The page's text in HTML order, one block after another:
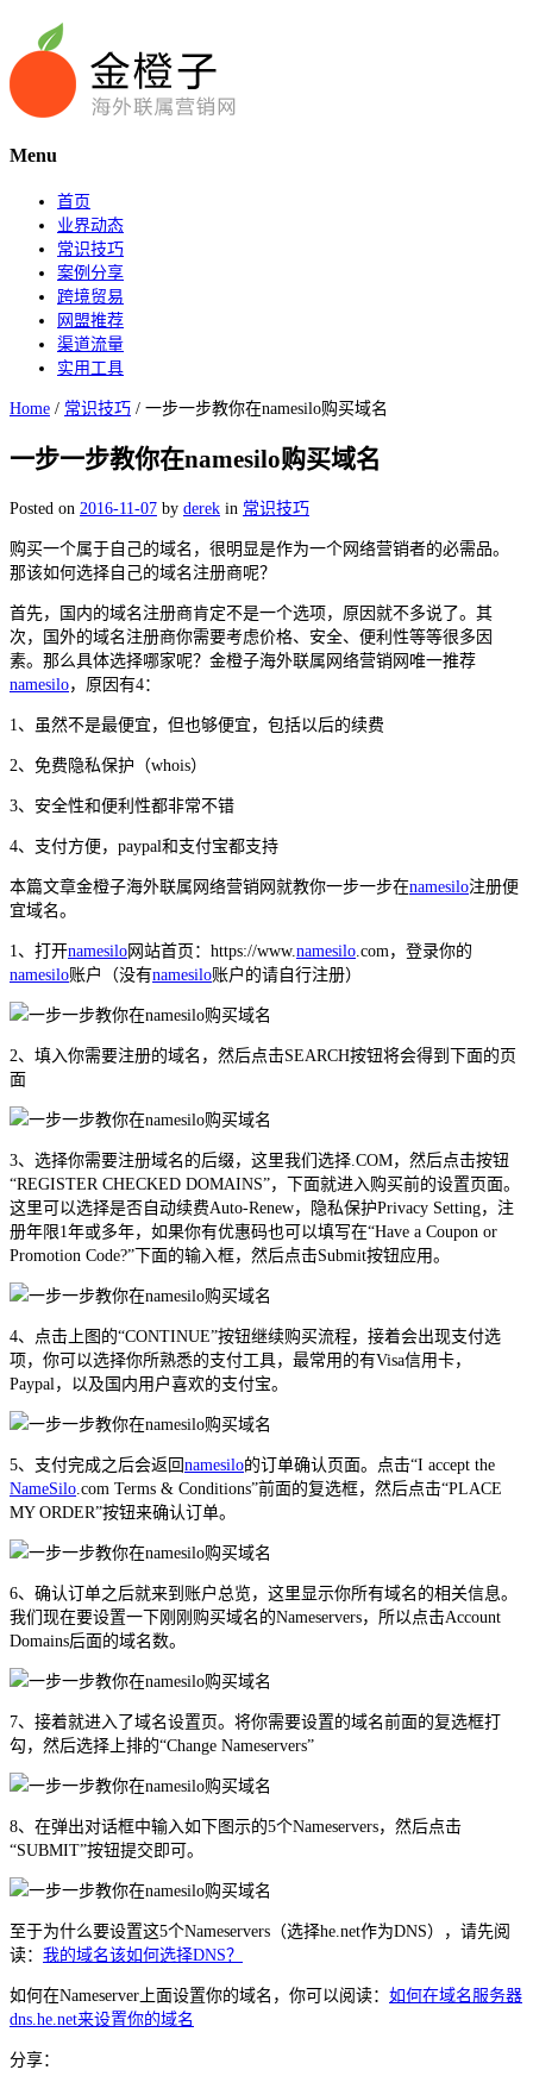
Menu
首页
业界动态
常识技巧
案例分享
跨境贸易
网盟推荐
渠道流量
实用工具
Home / 常识技巧 / 一步一步教你在namesilo购买域名
一步一步教你在namesilo购买域名
Posted on 2016-11-07 by derek in 常识技巧
购买一个属于自己的域名，很明显是作为一个网络营销者的必需品。
那该如何选择自己的域名注册商呢？
首先，国内的域名注册商肯定不是一个选项，原因就不多说了。其
次，国外的域名注册商你需要考虑价格、安全、便利性等等很多因
素。那么具体选择哪家呢？金橙子海外联属网络营销网唯一推荐
namesilo，原因有4：
1、虽然不是最便宜，但也够便宜，包括以后的续费
2、免费隐私保护（whois）
3、安全性和便利性都非常不错
4、支付方便，paypal和支付宝都支持
本篇文章金橙子海外联属网络营销网就教你一步一步在namesilo注册便
宜域名。
1、打开namesilo网站首页：https://www.namesilo.com，登录你的
namesilo账户（没有namesilo账户的请自行注册）
2、填入你需要注册的域名，然后点击SEARCH按钮将会得到下面的页
面
3、选择你需要注册域名的后缀，这里我们选择.COM，然后点击按钮
“REGISTER CHECKED DOMAINS”，下面就进入购买前的设置页面。
这里可以选择是否自动续费Auto-Renew，隐私保护Privacy Setting，注
册年限1年或多年，如果你有优惠码也可以填写在“Have a Coupon or
Promotion Code?”下面的输入框，然后点击Submit按钮应用。
4、点击上图的“CONTINUE”按钮继续购买流程，接着会出现支付选
项，你可以选择你所熟悉的支付工具，最常用的有Visa信用卡，
Paypal，以及国内用户喜欢的支付宝。
5、支付完成之后会返回 namesilo的订单确认页面。点击“I accept the
NameSilo.com Terms & Conditions”前面的复选框，然后点击“PLACE
MY ORDER”按钮来确认订单。
6、确认订单之后就来到账户总览，这里显示你所有域名的相关信息。
我们现在要设置一下刚刚购买域名的Nameservers，所以点击Account
Domains后面的域名数。
7、接着就进入了域名设置页。将你需要设置的域名前面的复选框打
勾，然后选择上排的“Change Nameservers”
8、在弹出对话框中输入如下图示的5个Nameservers，然后点击
“SUBMIT”按钮提交即可。
至于为什么要设置这5个Nameservers（选择he.net作为DNS），请先阅
读： 我的域名该如何选择DNS？
如何在Nameserver上面设置你的域名，你可以阅读： 如何在域名服务器
dns.he.net来设置你的域名
分享：